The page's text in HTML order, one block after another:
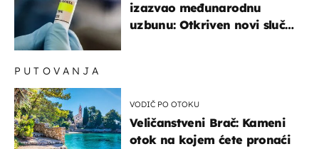
izazvao međunarodnu
uzbunu: Otkriven novi slučaj
PUTOVANJA
VODIČ PO OTOKU
Veličanstveni Brač: Kameni
otok na kojem ćete pronaći